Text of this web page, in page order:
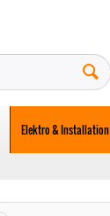
Elektro & Installation